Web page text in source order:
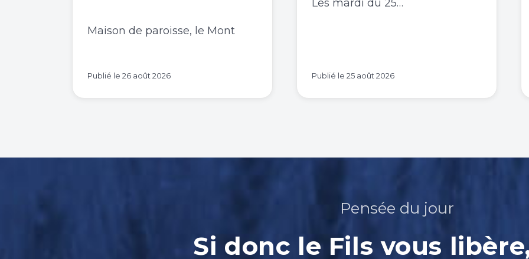
Maison de paroisse, le Mont
Publié le 26 août 2026
Les mardi du 25…
Publié le 25 août 2026
Pensée du jour
Si donc le Fils vous